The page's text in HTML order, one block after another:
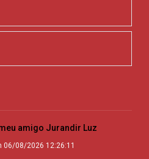
amigo Jurandir Luz
06/08/2026 12:26:11